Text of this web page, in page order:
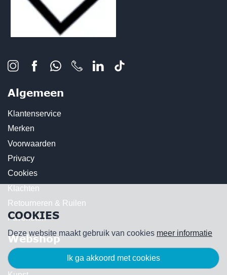
Algemeen
Klantenservice
Merken
Voorwaarden
Privacy
Cookies
Klachten
Retourneren & Ruilen
Favorieten
Webshop
Kaarsen
COOKIES
Deze website maakt gebruik van cookies meer informatie
ik ga akkoord met cookies